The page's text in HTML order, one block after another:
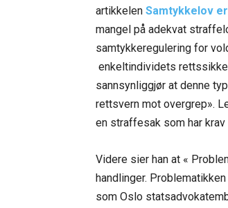
artikkelen Samtykkelov
mangel på adekvat
samtykkeregulering for
enkeltindividets
sannsynliggjør at denne
rettsvern mot overgrep».
en straffesak som har
Videre sier han at «
handlinger.
som Oslo